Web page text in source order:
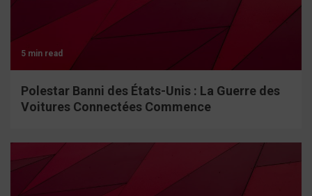
5 min read
Polestar Banni des États-Unis : La Guerre des
Voitures Connectées Commence